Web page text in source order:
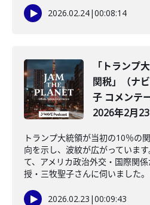
2026.02.24|00:08:14
「トランプ
関税」（ナ
子 コメンテ
2026年2月
トランプ大統領が当初の10％の
向を示し、波紋が広がっていま
て、アメリカ政治外交・国際関
授・三牧聖子さんに伺いました
2026.02.23 |00:09:43